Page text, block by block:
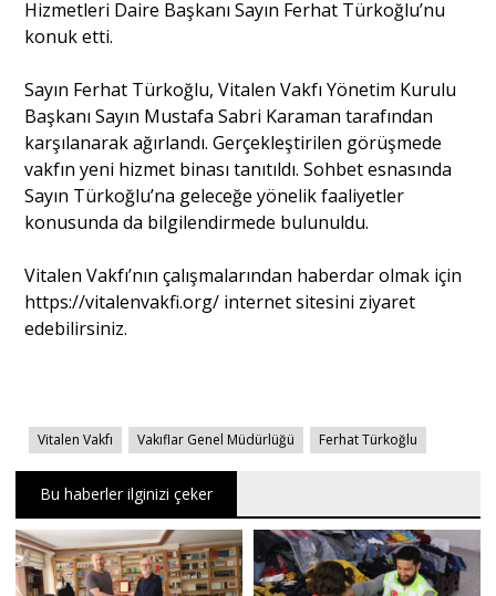
Yazarlar
Dosya Haber
Hizmetleri Daire Başkanı Sayın Ferhat Türkoğlu’nu
konuk etti.
Sayın Ferhat Türkoğlu, Vitalen Vakfı Yönetim Kurulu
Başkanı Sayın Mustafa Sabri Karaman tarafından
karşılanarak ağırlandı. Gerçekleştirilen görüşmede
vakfın yeni hizmet binası tanıtıldı. Sohbet esnasında
Sayın Türkoğlu’na geleceğe yönelik faaliyetler
konusunda da bilgilendirmede bulunuldu.
Vitalen Vakfı’nın çalışmalarından haberdar olmak için
https://vitalenvakfi.org/ internet sitesini ziyaret
edebilirsiniz.
Vitalen Vakfı Vakıflar Genel Müdürlüğü Ferhat Türkoğlu
Bu haberler ilginizi çeker